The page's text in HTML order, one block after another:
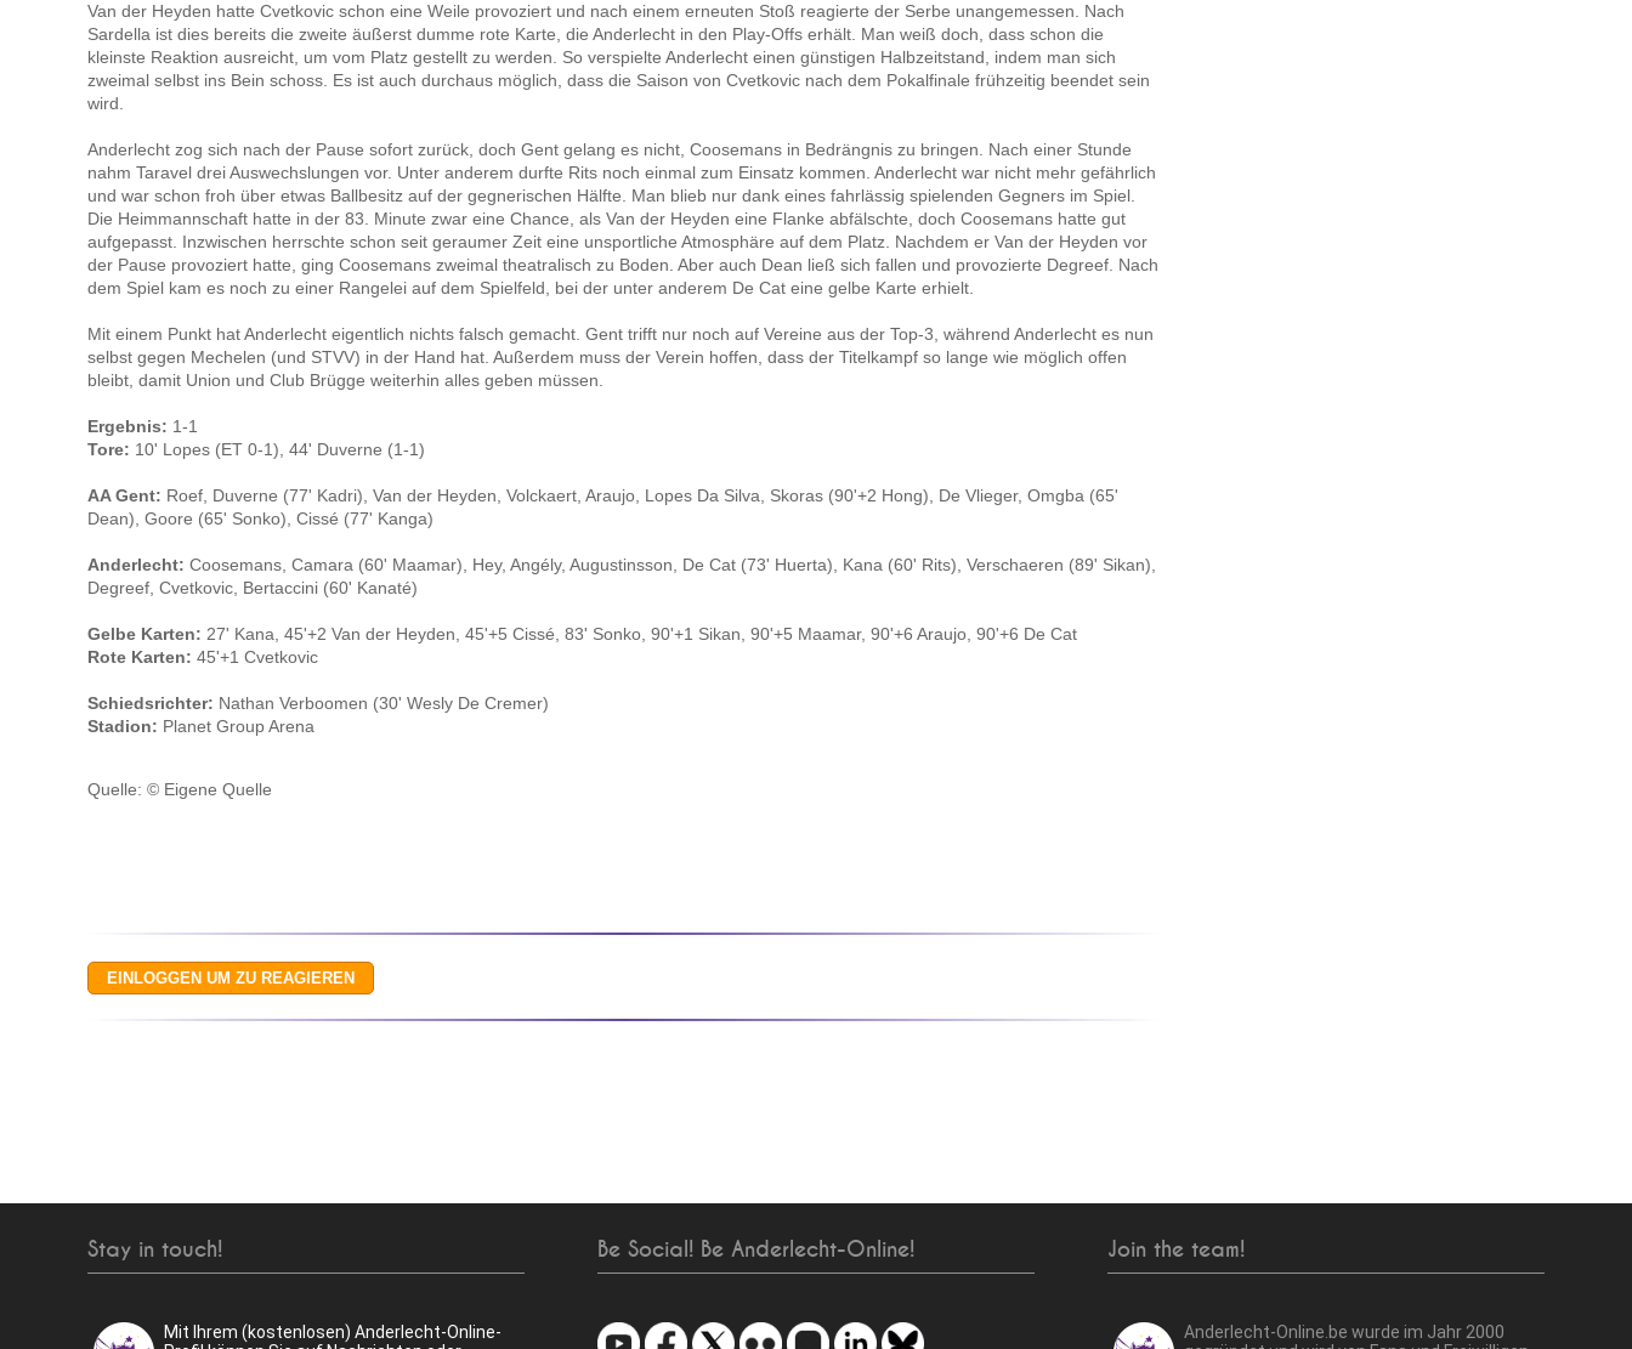
Van der Heyden hatte Cvetkovic schon eine Weile provoziert und nach einem erneuten Stoß reagierte der Serbe unangemessen. Nach
Sardella ist dies bereits die zweite äußerst dumme rote Karte, die Anderlecht in den Play-Offs erhält. Man weiß doch, dass schon die
kleinste Reaktion ausreicht, um vom Platz gestellt zu werden. So verspielte Anderlecht einen günstigen Halbzeitstand, indem man sich
zweimal selbst ins Bein schoss. Es ist auch durchaus möglich, dass die Saison von Cvetkovic nach dem Pokalfinale frühzeitig beendet sein
wird.
Anderlecht zog sich nach der Pause sofort zurück, doch Gent gelang es nicht, Coosemans in Bedrängnis zu bringen. Nach einer Stunde
nahm Taravel drei Auswechslungen vor. Unter anderem durfte Rits noch einmal zum Einsatz kommen. Anderlecht war nicht mehr gefährlich
und war schon froh über etwas Ballbesitz auf der gegnerischen Hälfte. Man blieb nur dank eines fahrlässig spielenden Gegners im Spiel.
Die Heimmannschaft hatte in der 83. Minute zwar eine Chance, als Van der Heyden eine Flanke abfälschte, doch Coosemans hatte gut
aufgepasst. Inzwischen herrschte schon seit geraumer Zeit eine unsportliche Atmosphäre auf dem Platz. Nachdem er Van der Heyden vor
der Pause provoziert hatte, ging Coosemans zweimal theatralisch zu Boden. Aber auch Dean ließ sich fallen und provozierte Degreef. Nach
dem Spiel kam es noch zu einer Rangelei auf dem Spielfeld, bei der unter anderem De Cat eine gelbe Karte erhielt.
Mit einem Punkt hat Anderlecht eigentlich nichts falsch gemacht. Gent trifft nur noch auf Vereine aus der Top-3, während Anderlecht es nun
selbst gegen Mechelen (und STVV) in der Hand hat. Außerdem muss der Verein hoffen, dass der Titelkampf so lange wie möglich offen
bleibt, damit Union und Club Brügge weiterhin alles geben müssen.
Ergebnis: 1-1
Tore: 10' Lopes (ET 0-1), 44' Duverne (1-1)
AA Gent: Roef, Duverne (77' Kadri), Van der Heyden, Volckaert, Araujo, Lopes Da Silva, Skoras (90'+2 Hong), De Vlieger, Omgba (65'
Dean), Goore (65' Sonko), Cissé (77' Kanga)
Anderlecht: Coosemans, Camara (60' Maamar), Hey, Angély, Augustinsson, De Cat (73' Huerta), Kana (60' Rits), Verschaeren (89' Sikan),
Degreef, Cvetkovic, Bertaccini (60' Kanaté)
Gelbe Karten: 27' Kana, 45'+2 Van der Heyden, 45'+5 Cissé, 83' Sonko, 90'+1 Sikan, 90'+5 Maamar, 90'+6 Araujo, 90'+6 De Cat
Rote Karten: 45'+1 Cvetkovic
Schiedsrichter: Nathan Verboomen (30' Wesly De Cremer)
Stadion: Planet Group Arena
Quelle: © Eigene Quelle
Stay in touch!
Mit Ihrem (kostenlosen) Anderlecht-Online-
Be Social! Be Anderlecht-Online! Join the team!
Anderlecht-Online.be wurde im Jahr 2000